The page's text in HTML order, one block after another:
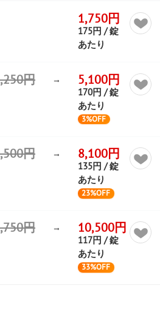
1,750円
175円 / 錠
あたり
円 → 5,100円
170円 / 錠
あたり
3%OFF
円 → 8,100円
135円 / 錠
あたり
23%OFF
円 → 10,500円
117円 / 錠
あたり
33%OFF